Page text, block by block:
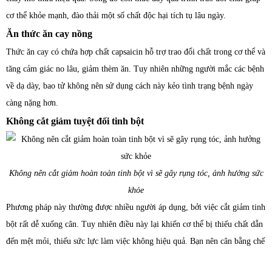
cơ thể khỏe mạnh, đào thải một số chất độc hại tích tụ lâu ngày.
Ăn thức ăn cay nồng
Thức ăn cay có chứa hợp chất capsaicin hỗ trợ trao đổi chất trong cơ thể và
tăng cảm giác no lâu, giảm thèm ăn. Tuy nhiên những người mắc các bệnh
về dạ dày, bao tử không nên sử dụng cách này kẻo tình trạng bệnh ngày
càng nặng hơn.
Không cắt giảm tuyệt đối tinh bột
Không nên cắt giảm hoàn toàn tinh bột vì sẽ gây rụng tóc, ảnh hưởng sức
khỏe
Phương pháp này thường được nhiều người áp dụng, bởi việc cắt giảm tinh
bột rất dễ xuống cân. Tuy nhiên điều này lại khiến cơ thể bị thiếu chất dẫn
đến mệt mỏi, thiếu sức lực làm việc không hiệu quả. Bạn nên cân bằng chế